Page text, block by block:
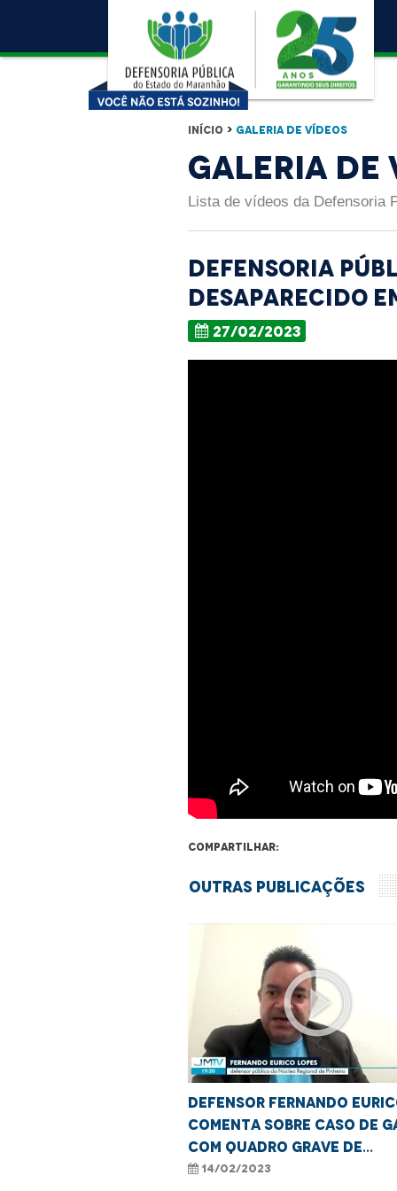
Início > Galeria de Vídeos
Galeria de
Lista de vídeos da Defensoria
Defensoria
desaparecido
27/02/2023
Compartilhar:
Outras Publicações
play_circle_outline
Defensor Fernando
comenta sobre caso de
com quadro grave de
desnutrição em Pinheiro
14/02/2023